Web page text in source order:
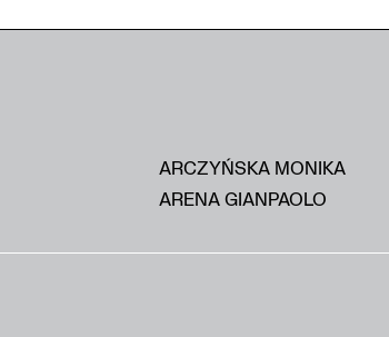
ARCZYŃSKA MONIKA
ARENA GIANPAOLO